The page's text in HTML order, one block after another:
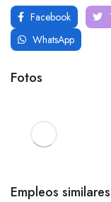
Facebook
WhatsApp
Fotos
Empleos similares